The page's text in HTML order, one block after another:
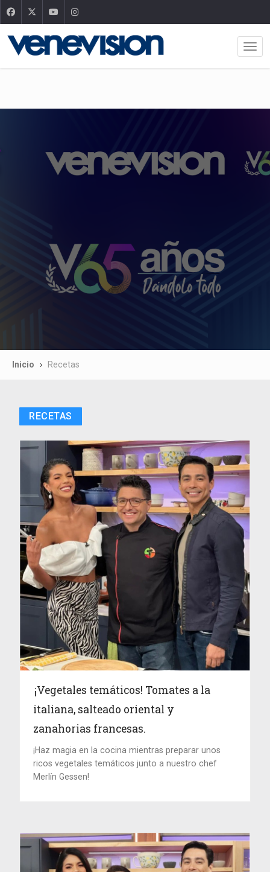
Inicio Recetas
RECETAS
¡Vegetales temáticos! Tomates a la
italiana, salteado oriental y
zanahorias francesas.
¡Haz magia en la cocina mientras preparar unos
ricos vegetales temáticos junto a nuestro chef
Merlín Gessen!